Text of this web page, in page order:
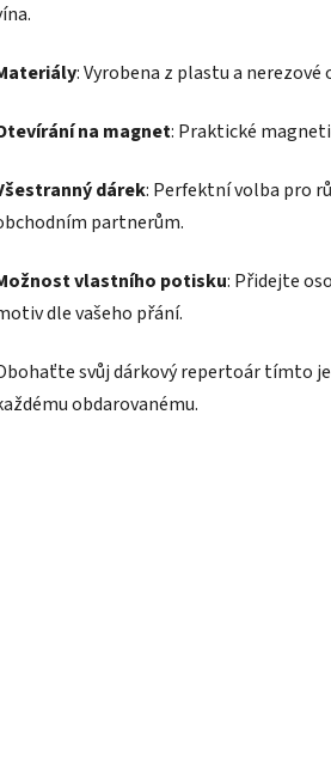
: Vyrobena z plastu a nerezové
na magnet: Praktické
dárek: Perfektní volba pro
partnerům.
vlastního potisku: Přidejte
dle vašeho přání.
svůj dárkový repertoár tímto
obdarovanému.